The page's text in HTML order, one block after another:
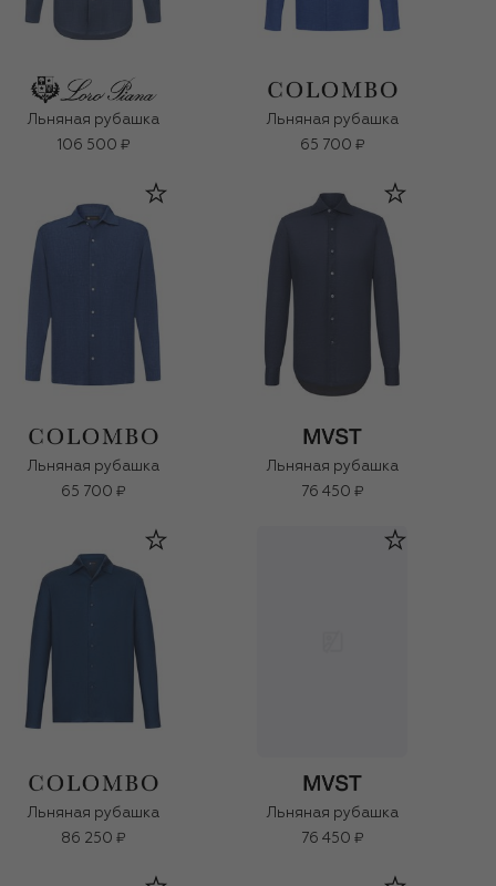
Льняная рубашка
106 500 ₽
Льняная рубашка
65 700 ₽
Льняная рубашка
65 700 ₽
Льняная рубашка
76 450 ₽
Льняная рубашка
86 250 ₽
Льняная рубашка
76 450 ₽